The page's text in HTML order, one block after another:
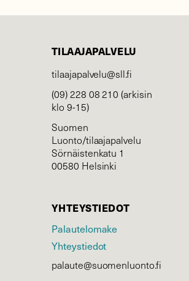
TILAAJAPALVELU
tilaajapalvelu@sll.fi
(09) 228 08 210 (arkisin
klo 9-15)
Suomen
Luonto/tilaajapalvelu
Sörnäistenkatu 1
00580 Helsinki
YHTEYSTIEDOT
Palautelomake
Yhteystiedot
palaute@suomenluonto.fi